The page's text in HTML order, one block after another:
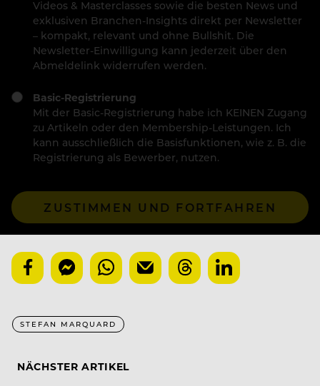
Videos & Masterclasses sowie die besten News und
exklusiven Branchen-Insights direkt per Newsletter
– kompakt, relevant und ohne Bullshit. Die
Newsletter-Einwilligung kann jederzeit über den
Abmeldelink widerrufen werden.
Basic-Registrierung
Mit der Basic-Registrierung habe ich KEINEN Zugang
zu Artikeln oder den Membership-Leistungen. Ich
kann ausschließlich die Basisfunktionen, wie z. B. die
Registrierung als Bewerber, nutzen.
ZUSTIMMEN UND FORTFAHREN
STEFAN MARQUARD
NÄCHSTER ARTIKEL